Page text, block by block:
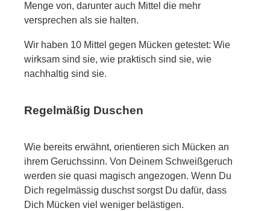
Menge von, darunter auch Mittel die mehr
versprechen als sie halten.
Wir haben 10 Mittel gegen Mücken getestet: Wie
wirksam sind sie, wie praktisch sind sie, wie
nachhaltig sind sie.
Regelmäßig Duschen
Wie bereits erwähnt, orientieren sich Mücken an
ihrem Geruchssinn. Von Deinem Schweißgeruch
werden sie quasi magisch angezogen. Wenn Du
Dich regelmässig duschst sorgst Du dafür, dass
Dich Mücken viel weniger belästigen.